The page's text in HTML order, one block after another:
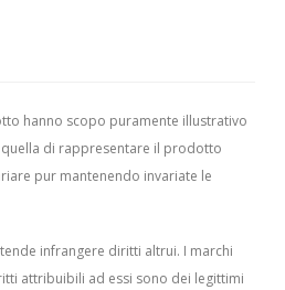
hanno scopo puramente illustrativo
di rappresentare il prodotto
pur mantenendo invariate le
infrangere diritti altrui. I marchi
attribuibili ad essi sono dei legittimi